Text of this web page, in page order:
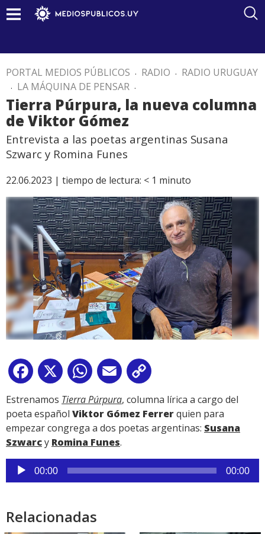
PORTAL MEDIOS PÚBLICOS . RADIO . RADIO URUGUAY
. LA MÁQUINA DE PENSAR .
Tierra Púrpura, la nueva columna
de Viktor Gómez
Entrevista a las poetas argentinas Susana
Szwarc y Romina Funes
22.06.2023 | tiempo de lectura: < 1 minuto
Facebook
X WhatsApp
Email
Link
Estrenamos Tierra Púrpura, columna lírica a cargo del
poeta español Viktor Gómez Ferrerquien para
empezar congrega a dos poetas argentinas: Susana
Szwarcy Romina Funes.
Reproductor
de
00:00 00:00
Relacionadas